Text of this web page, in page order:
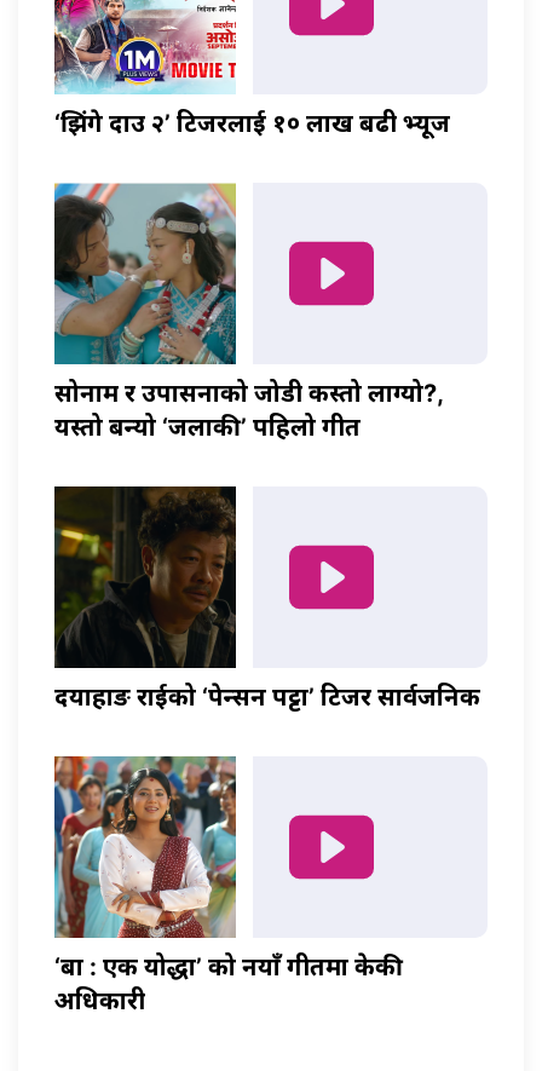
‘झिंगे दाउ २’ टिजरलाई १० लाख बढी भ्यूज
सोनाम र उपासनाको जोडी कस्तो लाग्यो?,
यस्तो बन्यो ‘जलाकी’ पहिलो गीत
दयाहाङ राईको ‘पेन्सन पट्टा’ टिजर सार्वजनिक
‘बा : एक योद्धा’ को नयाँ गीतमा केकी
अधिकारी